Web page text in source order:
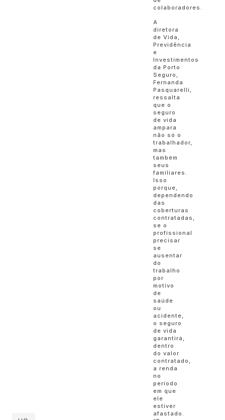
colaboradores.
A
diretora
de Vida,
Previdência
e
Investimentos
da Porto
Seguro,
Fernanda
Pasquarelli,
ressalta
que o
seguro
de vida
ampara
não só o
trabalhador,
mas
também
seus
familiares.
Isso
porque,
dependendo
das
coberturas
contratadas,
se o
profissional
precisar
se
ausentar
do
trabalho
por
motivo
de
saúde
ou
acidente,
o seguro
de vida
garantirá,
dentro
do valor
contratado,
a renda
no
período
em que
ele
estiver
afastado.